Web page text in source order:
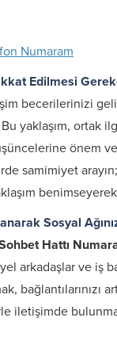
Numaram
Edilmesi
becerilerinizi
yaklaşım, ortak
önem
samimiyet
Sosyal
Hattı
arkadaşlar ve iş
bağlantılarınızı
iletişimde